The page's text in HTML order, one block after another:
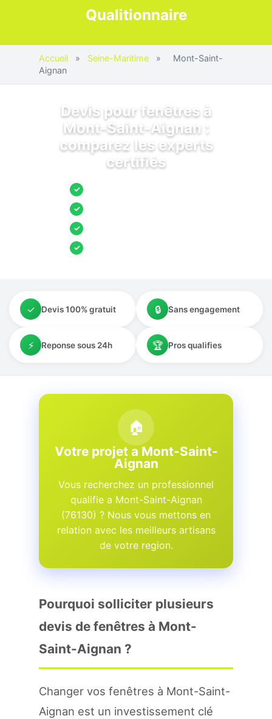
Qualitionnaire
Accueil » Seine-Maritime »
Mont-Saint-
Aignan
Devis pour fenêtres à
Mont-Saint-Aignan :
comparez les experts
certifiés
✓
✓
✓
✓
✓ Devis 100% gratuit 🔒 Sans engagement
⚡ Reponse sous 24h 🏆 Pros qualifies
🏠
Votre projet a Mont-Saint-
Aignan
Vous recherchez un professionnel
qualifie a Mont-Saint-Aignan
(76130) ? Nous vous mettons en
relation avec les meilleurs artisans
de votre region.
Pourquoi solliciter plusieurs
devis de fenêtres à Mont-
Saint-Aignan ?
Changer vos fenêtres à Mont-Saint-
Aignan est un investissement clé